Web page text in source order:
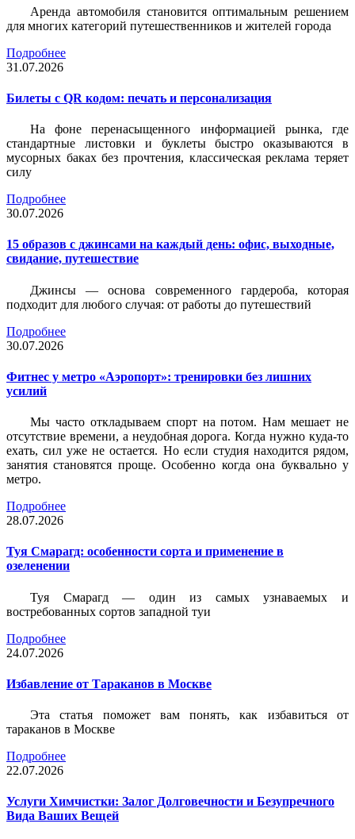
Аренда автомобиля становится оптимальным решением
для многих категорий путешественников и жителей города
Подробнее
31.07.2026
Билеты c QR кодом: печать и персонализация
На фоне перенасыщенного информацией рынка, где
стандартные листовки и буклеты быстро оказываются в
мусорных баках без прочтения, классическая реклама теряет
силу
Подробнее
30.07.2026
15 образов с джинсами на каждый день: офис, выходные,
свидание, путешествие
Джинсы — основа современного гардероба, которая
подходит для любого случая: от работы до путешествий
Подробнее
30.07.2026
Фитнес у метро «Аэропорт»: тренировки без лишних
усилий
Мы часто откладываем спорт на потом. Нам мешает не
отсутствие времени, а неудобная дорога. Когда нужно куда-то
ехать, сил уже не остается. Но если студия находится рядом,
занятия становятся проще. Особенно когда она буквально у
метро.
Подробнее
28.07.2026
Туя Смарагд: особенности сорта и применение в
озеленении
Туя Смарагд — один из самых узнаваемых и
востребованных сортов западной туи
Подробнее
24.07.2026
Избавление от Тараканов в Москве
Эта статья поможет вам понять, как избавиться от
тараканов в Москве
Подробнее
22.07.2026
Услуги Химчистки: Залог Долговечности и Безупречного
Вида Ваших Вещей